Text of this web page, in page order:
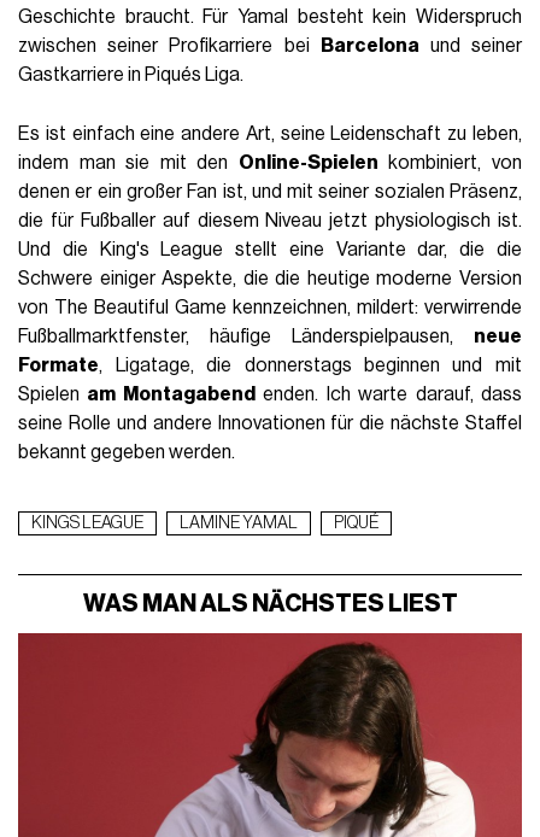
Geschichte braucht. Für Yamal besteht kein Widerspruch
zwischen seiner Profikarriere bei
Barcelonaund seiner
Gastkarriere in Piqués Liga.
Es ist einfach eine andere Art, seine Leidenschaft zu leben,
indem man sie mit den Online-Spielen kombiniert, von
denen er ein großer Fan ist, und mit seiner sozialen Präsenz,
die für Fußballer auf diesem Niveau jetzt physiologisch ist.
Und die King's League stellt eine Variante dar, die die
Schwere einiger Aspekte, die die heutige moderne Version
von The Beautiful Game kennzeichnen, mildert: verwirrende
Fußballmarktfenster, häufige Länderspielpausen, neue
Formate, Ligatage, die donnerstags beginnen und mit
Spielen am Montagabend enden. Ich warte darauf, dass
seine Rolle und andere Innovationen für die nächste Staffel
bekannt gegeben werden.
KINGS LEAGUE LAMINE YAMAL PIQUÉ
WAS MAN ALS NÄCHSTES LIEST